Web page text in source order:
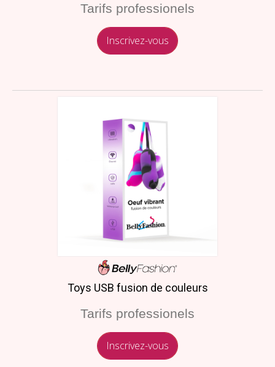
Tarifs professionels
Inscrivez-vous
Toys USB fusion de couleurs
Tarifs professionels
Inscrivez-vous